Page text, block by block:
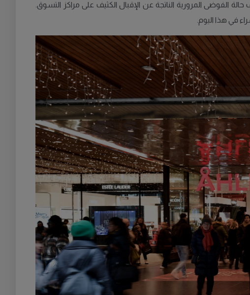
الفوضى المرورية الناتجة عن الإقبال الكثيف على مراكز التسوق.
في هذا اليوم.